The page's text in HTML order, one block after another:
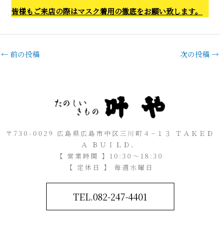
皆様もご来店の際はマスク着用の徹底をお願い致します。
← 前の投稿 次の投稿 →
〒730-0029 広島県広島市中区三川町４−１３ ＴＡＫＥＤ
Ａ ＢＵＩＬＤ．
【 営業時間 】10:30～18:30
【 定休日 】 毎週水曜日
TEL.082-247-4401